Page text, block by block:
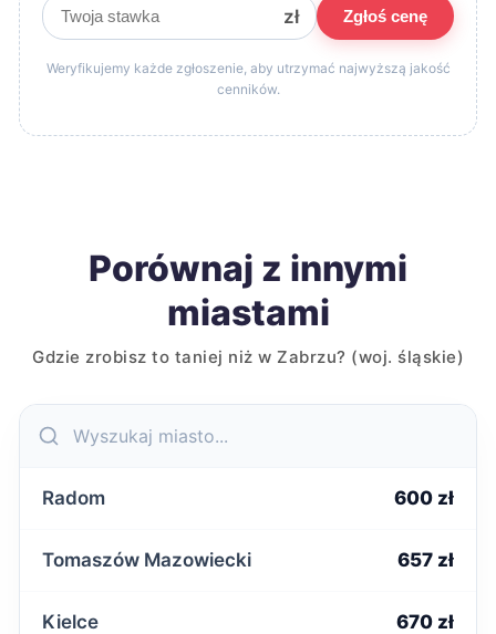
zł Zgłoś cenę
Weryfikujemy każde zgłoszenie, aby utrzymać najwyższą jakość
cenników.
Porównaj z innymi
miastami
Gdzie zrobisz to taniej niż w Zabrzu? (woj. śląskie)
Radom 600 zł
Tomaszów Mazowiecki 657 zł
Kielce 670 zł